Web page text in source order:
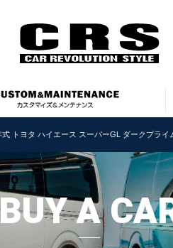
式 トヨタ ハイエース スーパーGL ダークプラ
A